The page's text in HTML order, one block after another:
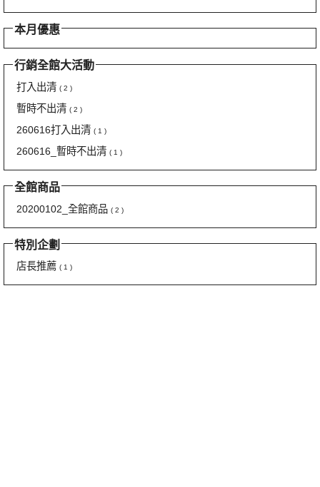
本月優惠
行銷全館大活動
打入出清 ( 2 )
暫時不出清 ( 2 )
260616打入出清 ( 1 )
260616_暫時不出清 ( 1 )
全館商品
20200102_全館商品 ( 2 )
特別企劃
店長推薦 ( 1 )